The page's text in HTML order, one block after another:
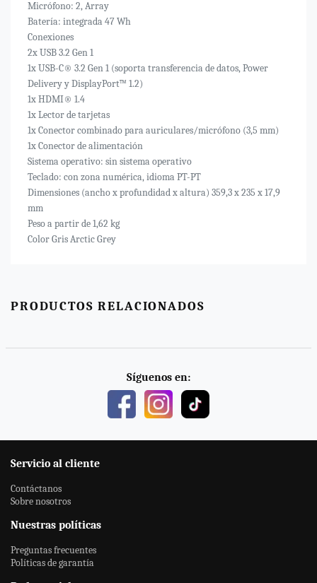
Micrófono: 2, Array
Batería: integrada 47 Wh
Conexiones
2x USB 3.2 Gen 1
1x USB-C® 3.2 Gen 1 (soporta transferencia de datos, Power
Delivery y DisplayPort™ 1.2)
1x HDMI® 1.4
1x Lector de tarjetas
1x Conector combinado para auriculares/micrófono (3,5 mm)
1x Conector de alimentación
Sistema operativo: sin sistema operativo
Teclado: con zona numérica, idioma PT-PT
Dimensiones (ancho x profundidad x altura) 359,3 x 235 x 17,9
mm
Peso a partir de 1,62 kg
Color Gris Arctic Grey
PRODUCTOS RELACIONADOS
Síguenos en:
Servicio al cliente
Contáctanos
Sobre nosotros
Nuestras políticas
Preguntas frecuentes
Políticas de garantía